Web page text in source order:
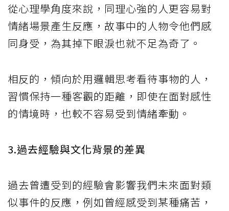
從心理學角度來說，同理心強的人更容易對
情緒場景產生反應，故事中的人物令他們感
同身受，為其掉下眼淚也就不足為奇了。
相反的，傾向於用邏輯思考看待事物的人，
習慣保持一種客觀的距離，即使在面對感性
的情境時，也較不容易受到情緒牽動。
3.過去經驗與文化背景的差異
過去曾遭受到的經驗會影響我們未來面對類
似事件的反應，例如曾經感受到某種痛苦，